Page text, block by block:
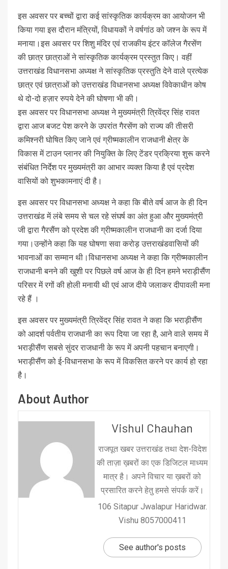
इस अवसर पर बच्चों द्वारा कई सांस्कृतिक कार्यक्रम का आयोजन भी
किया गया इस दौरान मंत्रियों, विधायकों ने वर्षगांठ को जश्न के रूप में
मनाया।इस अवसर पर शिशु मंदिर एवं राजकीय इंटर कॉलेज गैरसेंण
की छात्र छात्राओं ने सांस्कृतिक कार्यक्रम प्रस्तुत किए। वहीं
उत्तराखंड विधानसभा अध्यक्ष ने सांस्कृतिक प्रस्तुति देने वाले प्रत्येक
छात्र एवं छात्राओं को उत्तराखंड विधानसभा अध्यक्ष विवेकाधीन कोष
थे दो-दो हज़ार रुपये देने की घोषणा भी की।
इस अवसर पर विधानसभा अध्यक्ष ने मुख्यमंत्री त्रिवेंद्र सिंह रावत
द्वारा आज बजट पेश करने के उपरांत गैरसेंण को राज्य की तीसरी
कमिश्नरी घोषित किए जाने एवं ग्रीष्मकालीन राजधानी क्षेत्र के
विकास में टाउन प्लानर की नियुक्ति के लिए टेंडर प्रक्रिया शुरू करने
संबंधित निर्देश पर मुख्यमंत्री का आभार व्यक्त किया है एवं प्रदेश
वासियों को शुभकामनाएं दी है।
इस अवसर पर विधानसभा अध्यक्ष ने कहा कि बीते वर्ष आज के ही दिन
उत्तराखंड में लंबे समय से चल रहे संघर्ष का अंत हुआ और मुख्यमंत्री
जी द्वारा गैरसैंण को प्रदेश की ग्रीष्मकालीन राजधानी का दर्जा दिया
गया।उन्होंने कहा कि यह घोषणा सवा करोड़ उत्तराखंडवासियों की
भावनाओं का सम्मान थी।विधानसभा अध्यक्ष ने कहा कि ग्रीष्मकालीन
राजधानी बनने की खुशी पर पिछले वर्ष आज के ही दिन हमने भराड़ीसैंण
परिसर में रगों की होली मनायी थी एवं आज दीये जलाकर दीपावली मना
रहे हैं ।
इस अवसर पर मुख्यमंत्री त्रिवेंद्र सिंह रावत ने कहा कि भराड़ीसैंण
को आदर्श पर्वतीय राजधानी का रूप दिया जा रहा है, आने वाले समय में
भराड़ीसैंण सबसे सुंदर राजधानी के रूप में अपनी पहचान बनाएगी।
भराड़ीसैंण को ई-विधानसभा के रूप में विकसित करने पर कार्य हो रहा
है।
About Author
Vishul Chauhan
राजपूत खबर उत्तराखंड तथा देश-विदेश
की ताज़ा ख़बरों का एक डिजिटल माध्यम
मात्र है। अपने विचार या ख़बरों को
प्रसारित करने हेतु हमसे संपर्क करें।
106 Sitapur Jwalapur Haridwar.
Vishu 8057000411
See author's posts